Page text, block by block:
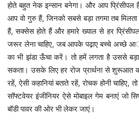
होते बहुत नेक इन्सान बनेगा। और आप प्रिंसीपल
आप वो गुरु हैं, जिनको सबसे बड़ा तगमा तब
हैं, सक्सेस होते हैं और हमारे ख्याल से हर प्रिंसीपल
जरूर लेना चाहिए, जब आपके पढ़ाए बच्चे अच्छे
का भी झंडा ऊँचा करें। तो हमें लगता है उससे बड़ा
सकता। उसके लिए हर रोज प्रार्थना से शुरूआत
रहें, ऐसी कहानियां बताते रहें, रोचक होनी
सॉफ्टवेयर इंजीनियर ऐसे मोबाइल गेम बनाएं जो
बॉडी पावर की ओर भी लेकर जाएं।